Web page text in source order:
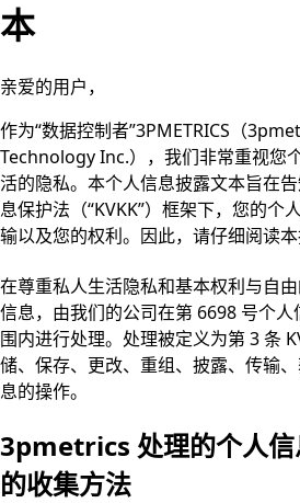
本
亲爱的用户，
作为“数据控制者”3PMETRICS（
Technology Inc.），我们非常重视您
活的隐私。本个人信息披露文本旨在
息保护法（“KVKK”）框架下，您的个
输以及您的权利。因此，请仔细阅读本
在尊重私人生活隐私和基本权利与自
信息，由我们的公司在第 6698 号个人
围内进行处理。处理被定义为第 3 条
储、保存、更改、重组、披露、传输
息的操作。
3pmetrics 处理的个人信
的收集方法